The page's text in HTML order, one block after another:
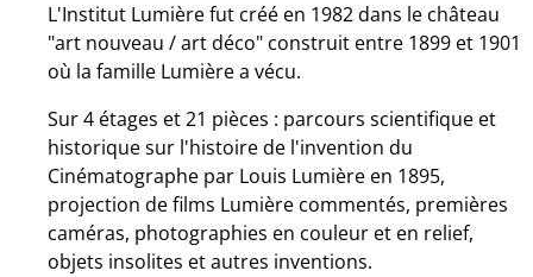
L'Institut Lumière fut créé en 1982 dans le château
"art nouveau / art déco" construit entre 1899 et 1901
où la famille Lumière a vécu.
Sur 4 étages et 21 pièces : parcours scientifique et
historique sur l'histoire de l'invention du
Cinématographe par Louis Lumière en 1895,
projection de films Lumière commentés, premières
caméras, photographies en couleur et en relief,
objets insolites et autres inventions.